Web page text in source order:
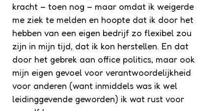
kracht – toen nog – maar omdat ik weigerde
me ziek te melden en hoopte dat ik door het
hebben van een eigen bedrijf zo flexibel zou
zijn in mijn tijd, dat ik kon herstellen. En dat
door het gebrek aan office politics, maar ook
mijn eigen gevoel voor verantwoordelijkheid
voor anderen (want inmiddels was ik wel
leidinggevende geworden) ik wat rust voor